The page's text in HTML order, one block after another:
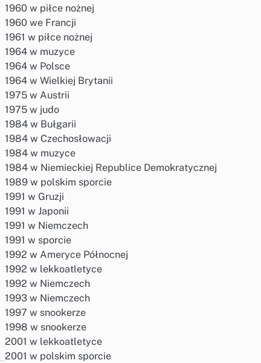
1960 w piłce nożnej
1960 we Francji
1961 w piłce nożnej
1964 w muzyce
1964 w Polsce
1964 w Wielkiej Brytanii
1975 w Austrii
1975 w judo
1984 w Bułgarii
1984 w Czechosłowacji
1984 w muzyce
1984 w Niemieckiej Republice Demokratycznej
1989 w polskim sporcie
1991 w Gruzji
1991 w Japonii
1991 w Niemczech
1991 w sporcie
1992 w Ameryce Północnej
1992 w lekkoatletyce
1992 w Niemczech
1993 w Niemczech
1997 w snookerze
1998 w snookerze
2001 w lekkoatletyce
2001 w polskim sporcie